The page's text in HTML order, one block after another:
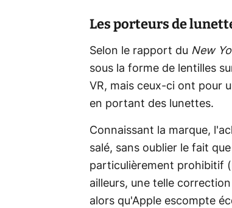
Les porteurs de
Selon le rapport du New
sous la forme de lentilles
VR, mais ceux-ci ont pour
en portant des lunettes.
Connaissant la marque,
salé, sans oublier le fait
particulièrement prohibitif
ailleurs, une telle
alors qu'Apple escompte